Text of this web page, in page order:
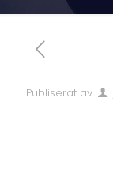
Publiserat av